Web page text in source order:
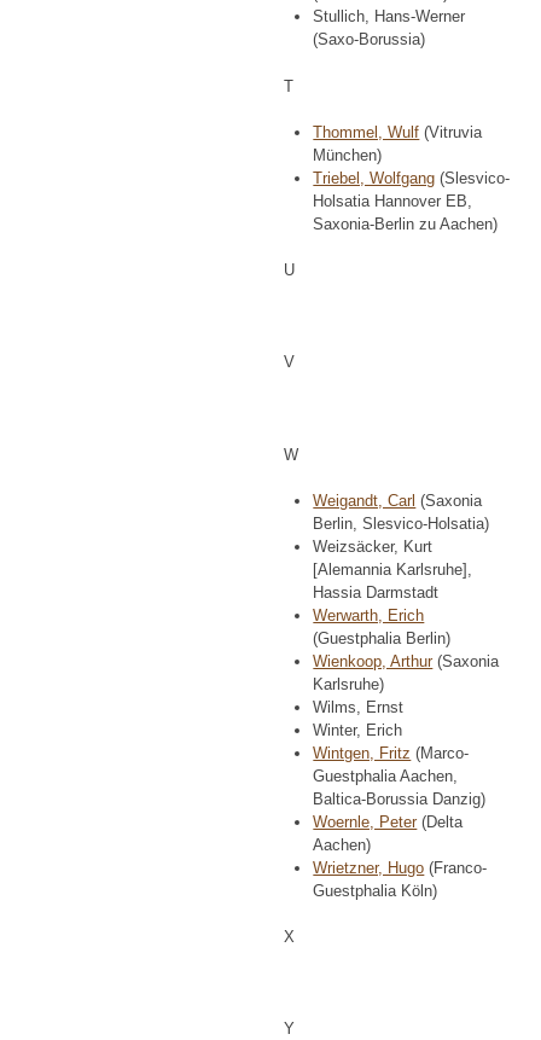
Stullich, Hans-Werner
(Saxo-Borussia)
T
Thommel, Wulf (Vitruvia
München)
Triebel, Wolfgang (Slesvico-
Holsatia Hannover EB,
Saxonia-Berlin zu Aachen)
U
V
W
Weigandt, Carl (Saxonia
Berlin, Slesvico-Holsatia)
Weizsäcker, Kurt
[Alemannia Karlsruhe],
Hassia Darmstadt
Werwarth, Erich
(Guestphalia Berlin)
Wienkoop, Arthur (Saxonia
Karlsruhe)
Wilms, Ernst
Winter, Erich
Wintgen, Fritz (Marco-
Guestphalia Aachen,
Baltica-Borussia Danzig)
Woernle, Peter (Delta
Aachen)
Wrietzner, Hugo (Franco-
Guestphalia Köln)
X
Y